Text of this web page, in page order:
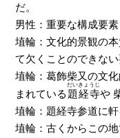
だ。
男性：重要な構成要素
埴輪：文化的景観の
て欠くことのできない
埴輪：葛飾柴又の文
まれている 題経寺
だいきょうじ
や
埴輪：題経寺参道に軒
埴輪：古くからこの